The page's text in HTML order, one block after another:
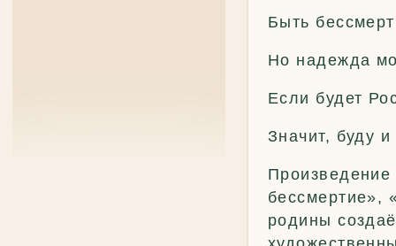
Быть
Но надежда
Если будет
Значит, буду
Произведение
бессмертие»,
родины